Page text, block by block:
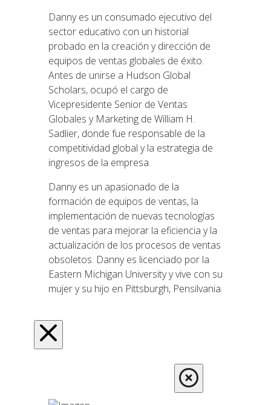
Danny es un consumado ejecutivo del
sector educativo con un historial
probado en la creación y dirección de
equipos de ventas globales de éxito.
Antes de unirse a Hudson Global
Scholars, ocupó el cargo de
Vicepresidente Senior de Ventas
Globales y Marketing de William H.
Sadlier, donde fue responsable de la
competitividad global y la estrategia de
ingresos de la empresa.
Danny es un apasionado de la
formación de equipos de ventas, la
implementación de nuevas tecnologías
de ventas para mejorar la eficiencia y la
actualización de los procesos de ventas
obsoletos. Danny es licenciado por la
Eastern Michigan University y vive con su
mujer y su hijo en Pittsburgh, Pensilvania.